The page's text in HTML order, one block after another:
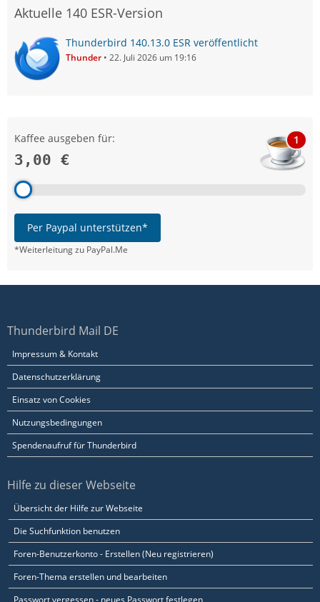
Aktuelle 140 ESR-Version
Thunderbird 140.13.0 ESR veröffentlicht
Thunder 22. Juli 2026 um 19:16
Kaffee ausgeben für:
3,00 €
1
Per Paypal unterstützen*
*Weiterleitung zu PayPal.Me
Thunderbird Mail DE
Impressum & Kontakt
Datenschutzerklärung
Einsatz von Cookies
Nutzungsbedingungen
Spendenaufruf für Thunderbird
Hilfe zu dieser Webseite
Übersicht der Hilfe zur Webseite
Die Suchfunktion benutzen
Foren-Benutzerkonto - Erstellen (Neu registrieren)
Foren-Thema erstellen und bearbeiten